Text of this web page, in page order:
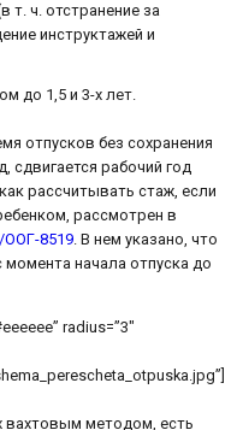
т. ч. отстранение за
инструктажей и
до 1,5 и 3-х лет.
отпусков без сохранения
сдвигается рабочий год
рассчитывать стаж, если
рассмотрен в
ООГ-8519. В нем указано, что
момента начала отпуска до
radius=”3″
вахтовым методом, есть